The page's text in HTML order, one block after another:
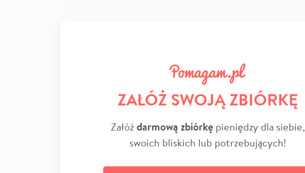
ZAŁÓŻ SWOJĄ ZBIÓRKĘ
Załóżdarmową zbiórkępieniędzy dla siebie,
swoich bliskich lub potrzebujących!